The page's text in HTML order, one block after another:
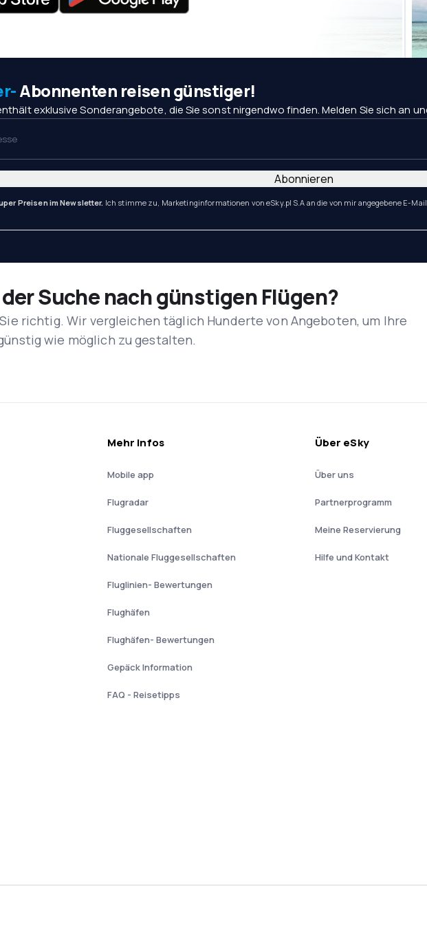
Abonnenten reisen günstiger!
exklusive Sonderangebote, die Sie sonst nirgendwo finden. Melden Sie sich an
Preisen im Newsletter. Ich stimme zu, Marketinginformationen von eSky.pl S.A an die von mir angegebene E-
Abonnieren
Suche nach günstigen Flügen?
richtig. Wir vergleichen täglich Hunderte von Angeboten, um Ihre
wie möglich zu gestalten.
Mehr Infos
Mobile app
Flugradar
Fluggesellschaften
Nationale Fluggesellschaften
Fluglinien- Bewertungen
Flughäfen
Flughäfen- Bewertungen
Gepäck Information
FAQ - Reisetipps
Über eSky
Über uns
Partnerprogramm
Meine Reservierung
Hilfe und Kontakt